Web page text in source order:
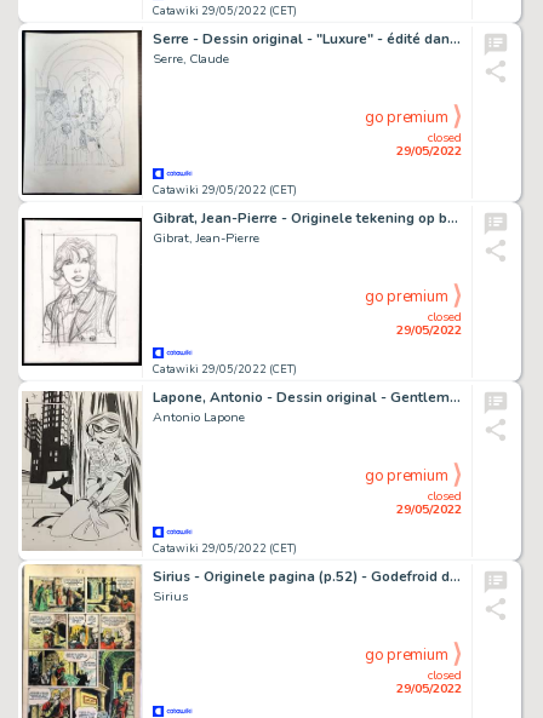
Catawiki 29/05/2022 (CET)
Serre - Dessin original - "Luxure" - édité dans album "Les 7 pêchés capitaux" - (1983)
Serre, Claude
Catawiki 29/05/2022 (CET)
closed
29/05/2022
go premium
Gibrat, Jean-Pierre - Originele tekening op board - Jeanne (Le Vol du Carbeau / Elke raaf pikt) - Page volante - (2002/2005)
Gibrat, Jean-Pierre
Catawiki 29/05/2022 (CET)
closed
29/05/2022
go premium
Lapone, Antonio - Dessin original - Gentlemind
Antonio Lapone
Catawiki 29/05/2022 (CET)
closed
29/05/2022
go premium
Sirius - Originele pagina (p.52) - Godefroid de Bouillon/ Godfried van Bouillon - (1946)
Sirius
closed
29/05/2022
go premium